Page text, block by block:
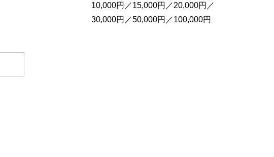
10,000円／15,000円／20,000円／
30,000円／50,000円／100,000円